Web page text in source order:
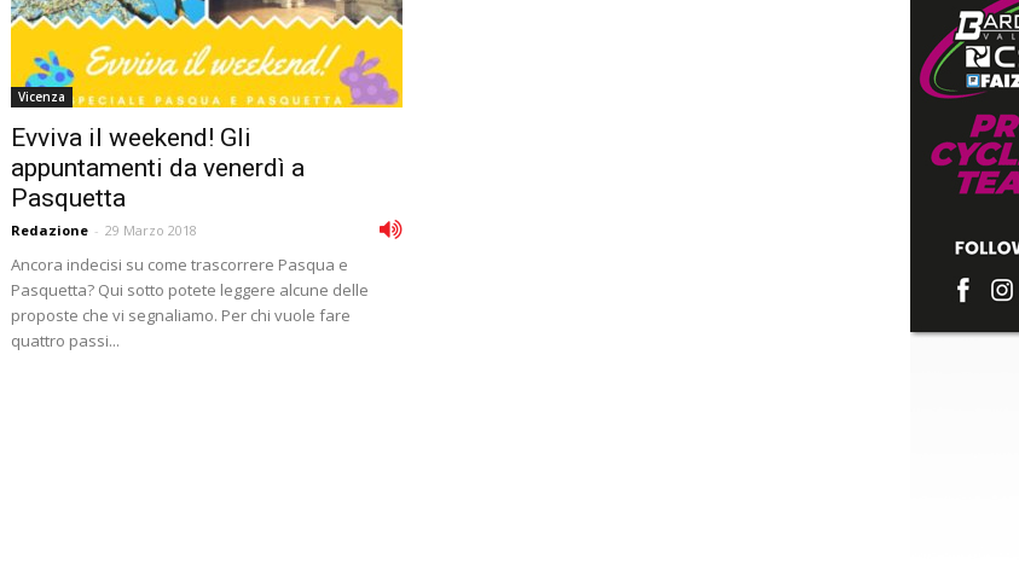
Vicenza
Evviva il weekend! Gli
appuntamenti da venerdì a
Pasquetta
Redazione - 29 Marzo 2018
Ancora indecisi su come trascorrere Pasqua e
Pasquetta? Qui sotto potete leggere alcune delle
proposte che vi segnaliamo. Per chi vuole fare
quattro passi...